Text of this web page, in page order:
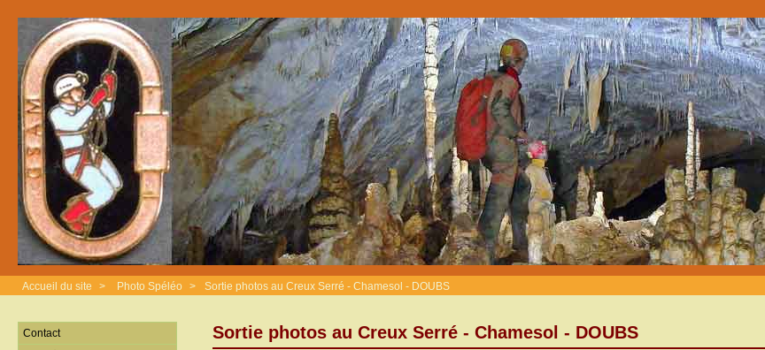
Accueil du site > Photo Spéléo > Sortie photos au Creux Serré - Chamesol - DOUBS
Sortie photos au Creux Serré - Chamesol - DOUBS
Contact